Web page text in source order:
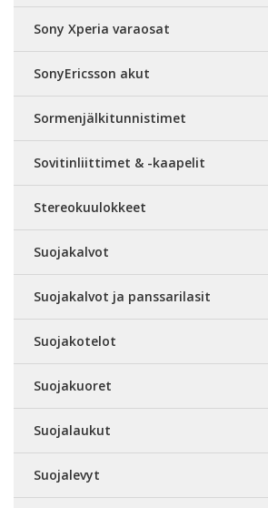
Sony Xperia varaosat
SonyEricsson akut
Sormenjälkitunnistimet
Sovitinliittimet & -kaapelit
Stereokuulokkeet
Suojakalvot
Suojakalvot ja panssarilasit
Suojakotelot
Suojakuoret
Suojalaukut
Suojalevyt